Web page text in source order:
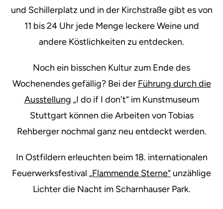
und Schillerplatz und in der Kirchstraße gibt es von
11 bis 24 Uhr jede Menge leckere Weine und
andere Köstlichkeiten zu entdecken.
Noch ein bisschen Kultur zum Ende des
Wochenendes gefällig? Bei der Führung durch die
Ausstellung „I do if I donʼt“ im Kunstmuseum
Stuttgart können die Arbeiten von Tobias
Rehberger nochmal ganz neu entdeckt werden.
In Ostfildern erleuchten beim 18. internationalen
Feuerwerksfestival „Flammende Sterne“ unzählige
Lichter die Nacht im Scharnhauser Park.